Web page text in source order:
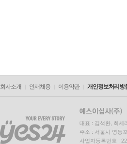
회사소개 인재채용 이용약관 개인정보처리방
대표 : 김석환, 최세
주소 : 서울시 영등
사업자등록번호 :